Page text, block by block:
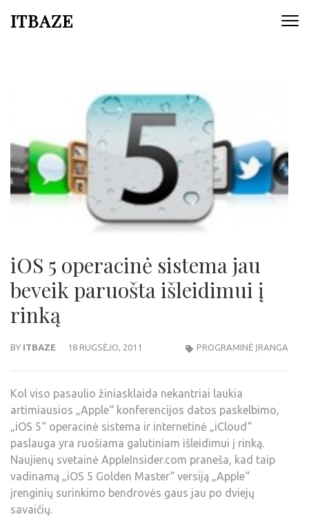
ITBAZE
iOS 5 operacinė sistema jau
beveik paruošta išleidimui į
rinką
BY ITBAZE 18 RUGSĖJO, 2011 PROGRAMINĖ ĮRANGA
Kol viso pasaulio žiniasklaida nekantriai laukia
artimiausios „Apple“ konferencijos datos paskelbimo,
„iOS 5“ operacinė sistema ir internetinė „iCloud“
paslauga yra ruošiama galutiniam išleidimui į rinką.
Naujienų svetainė AppleInsider.com praneša, kad taip
vadinamą „iOS 5 Golden Master“ versiją „Apple“
įrenginių surinkimo bendrovės gaus jau po dviejų
savaičių.